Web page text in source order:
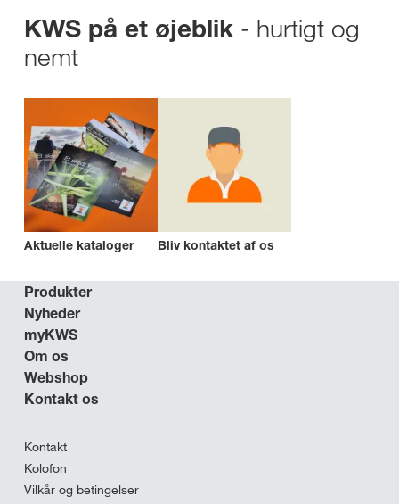
KWS på et øjeblik - hurtigt og
nemt
Aktuelle kataloger Bliv kontaktet af os
Produkter
Nyheder
myKWS
Om os
Webshop
Kontakt os
Kontakt
Kolofon
Vilkår og betingelser